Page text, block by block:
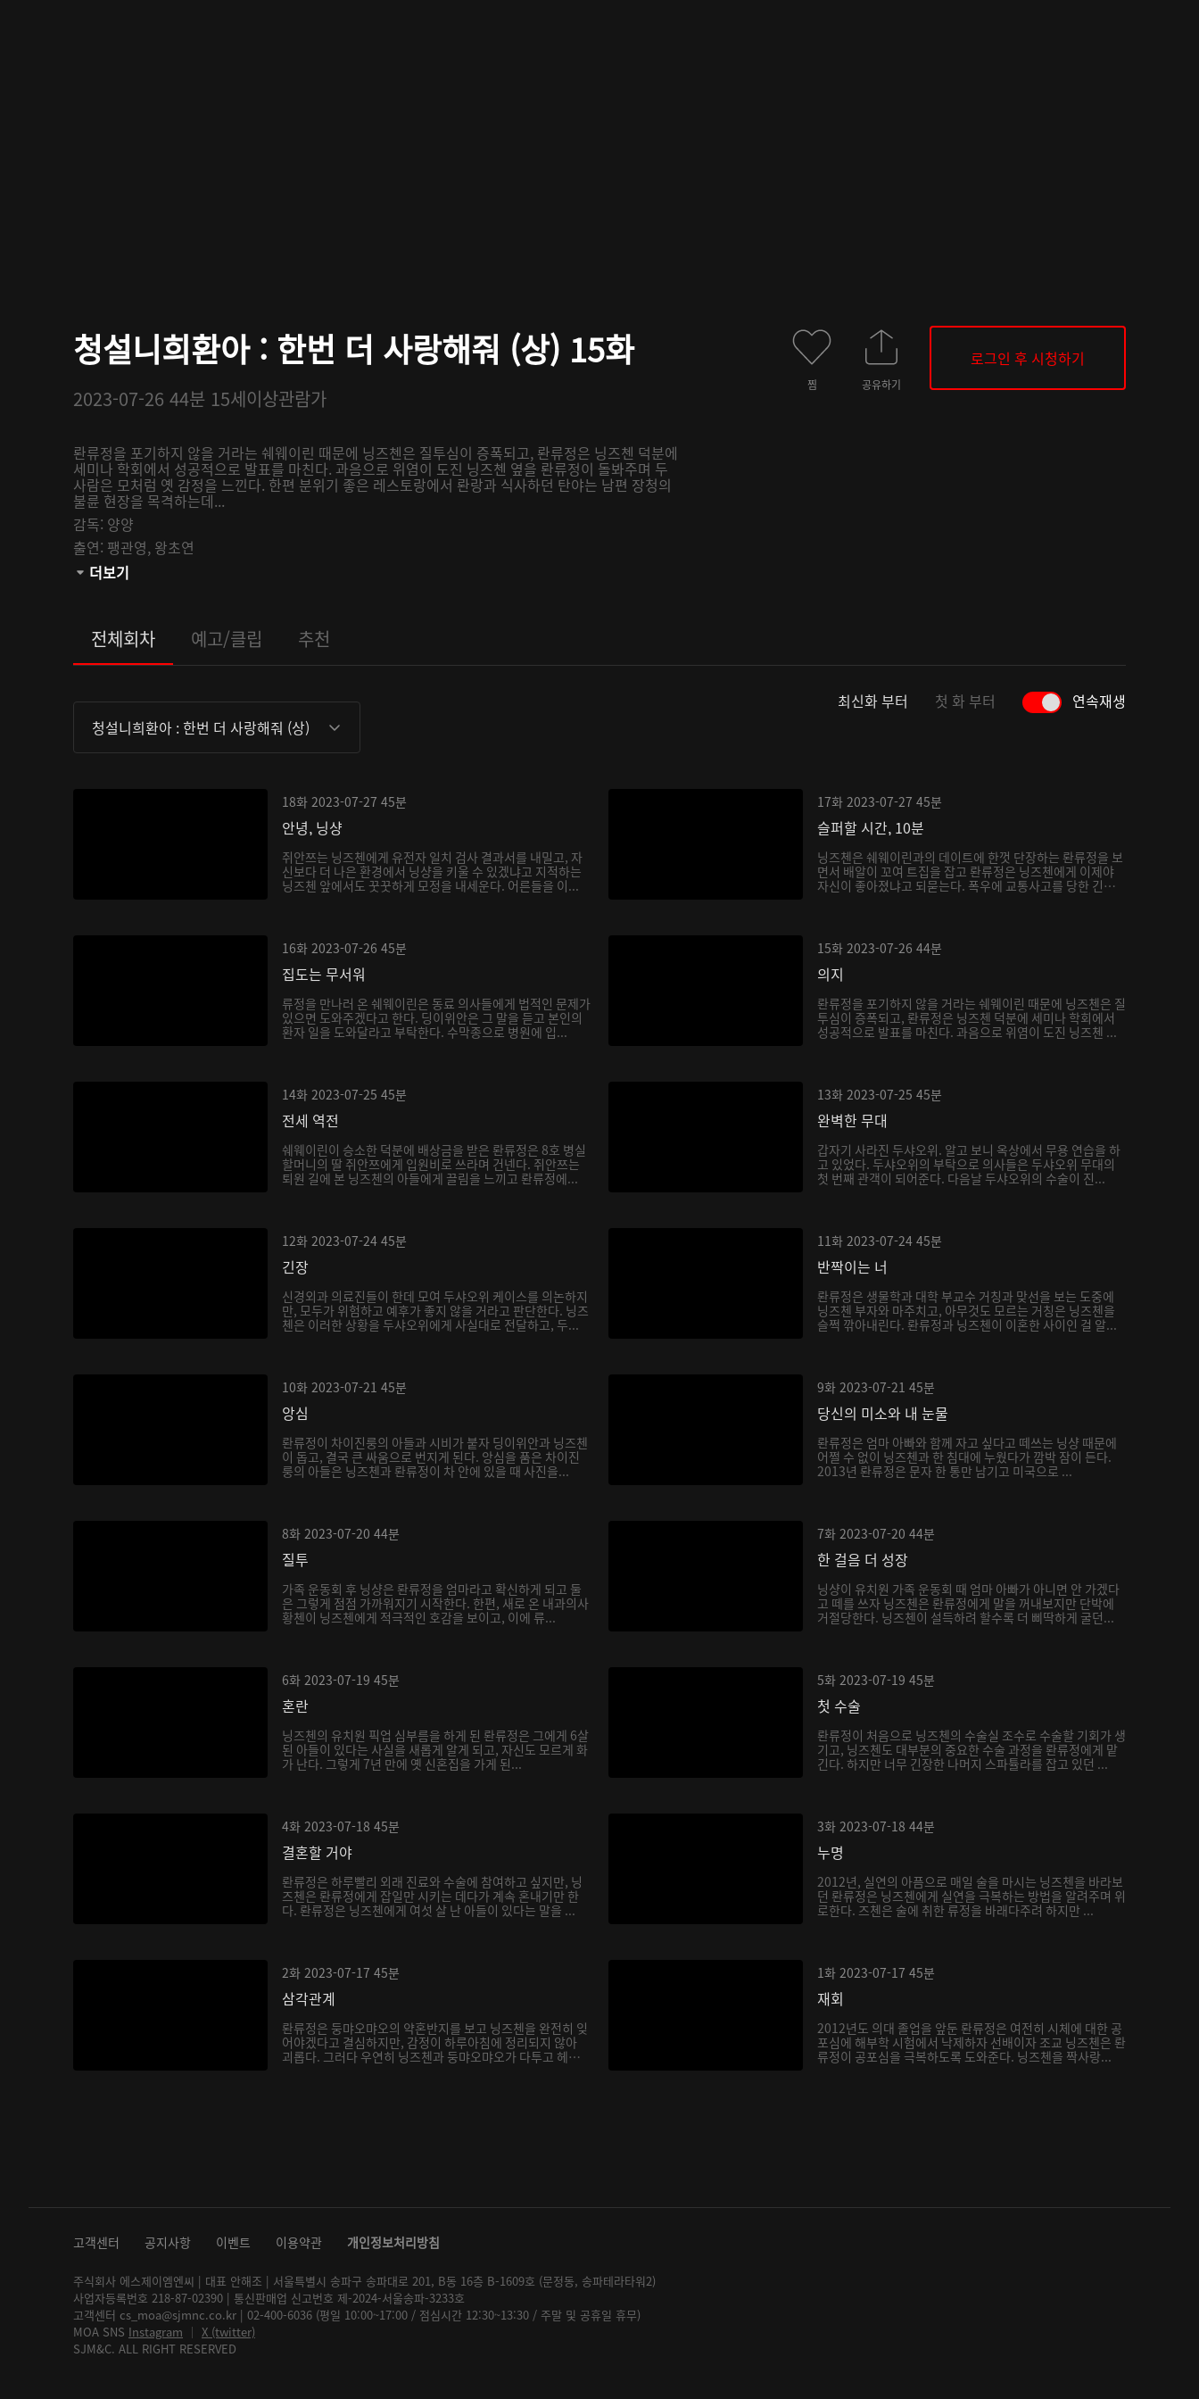
청설니희환아 : 한번 더 사랑해줘 (상) 15화
2023-07-26 44분 15세이상관람가
롼류정을 포기하지 않을 거라는 쉐웨이린 때문에 닝즈첸은 질투심이 증폭되고, 롼류정은 닝즈첸 덕분에
세미나 학회에서 성공적으로 발표를 마친다. 과음으로 위염이 도진 닝즈첸 옆을 롼류정이 돌봐주며 두
사람은 모처럼 옛 감정을 느낀다. 한편 분위기 좋은 레스토랑에서 롼랑과 식사하던 탄야는 남편 장청의
불륜 현장을 목격하는데...
감독: 양양
출연: 팽관영, 왕초연
관람등급:
더보기
찜 공유하기
로그인 후 시청하기
전체회차 예고/클립 추천
청설니희환아 : 한번 더 사랑해줘 (상)
최신화 부터 첫 화 부터 연속재생
18화 2023-07-27 45분
안녕, 닝샹
쥐안쯔는 닝즈첸에게 유전자 일치 검사 결과서를 내밀고, 자
신보다 더 나은 환경에서 닝샹을 키울 수 있겠냐고 지적하는
닝즈첸 앞에서도 꿋꿋하게 모정을 내세운다. 어른들을 이...
17화 2023-07-27 45분
슬퍼할 시간, 10분
닝즈첸은 쉐웨이린과의 데이트에 한껏 단장하는 롼류정을 보
면서 배알이 꼬여 트집을 잡고 롼류정은 닝즈첸에게 이제야
자신이 좋아졌냐고 되묻는다. 폭우에 교통사고를 당한 긴급
16화 2023-07-26 45분
집도는 무서워
류정을 만나러 온 쉐웨이린은 동료 의사들에게 법적인 문제가
있으면 도와주겠다고 한다. 딩이위안은 그 말을 듣고 본인의
환자 일을 도와달라고 부탁한다. 수막종으로 병원에 입...
15화 2023-07-26 44분
의지
롼류정을 포기하지 않을 거라는 쉐웨이린 때문에 닝즈첸은 질
투심이 증폭되고, 롼류정은 닝즈첸 덕분에 세미나 학회에서
성공적으로 발표를 마친다. 과음으로 위염이 도진 닝즈첸 ...
14화 2023-07-25 45분
전세 역전
쉐웨이린이 승소한 덕분에 배상금을 받은 롼류정은 8호 병실
할머니의 딸 쥐안쯔에게 입원비로 쓰라며 건넨다. 쥐안쯔는
퇴원 길에 본 닝즈첸의 아들에게 끌림을 느끼고 롼류정에...
13화 2023-07-25 45분
완벽한 무대
갑자기 사라진 두샤오위. 알고 보니 옥상에서 무용 연습을 하
고 있었다. 두샤오위의 부탁으로 의사들은 두샤오위 무대의
첫 번째 관객이 되어준다. 다음날 두샤오위의 수술이 진...
12화 2023-07-24 45분
긴장
신경외과 의료진들이 한데 모여 두샤오위 케이스를 의논하지
만, 모두가 위험하고 예후가 좋지 않을 거라고 판단한다. 닝즈
첸은 이러한 상황을 두샤오위에게 사실대로 전달하고, 두...
11화 2023-07-24 45분
반짝이는 너
롼류정은 생물학과 대학 부교수 거칭과 맞선을 보는 도중에
닝즈첸 부자와 마주치고, 아무것도 모르는 거칭은 닝즈첸을
슬쩍 깎아내린다. 롼류정과 닝즈첸이 이혼한 사이인 걸 알...
10화 2023-07-21 45분
앙심
롼류정이 차이진룽의 아들과 시비가 붙자 딩이위안과 닝즈첸
이 돕고, 결국 큰 싸움으로 번지게 된다. 앙심을 품은 차이진
룽의 아들은 닝즈첸과 롼류정이 차 안에 있을 때 사진을...
9화 2023-07-21 45분
당신의 미소와 내 눈물
롼류정은 엄마 아빠와 함께 자고 싶다고 떼쓰는 닝샹 때문에
어쩔 수 없이 닝즈첸과 한 침대에 누웠다가 깜박 잠이 든다.
2013년 롼류정은 문자 한 통만 남기고 미국으로 ...
8화 2023-07-20 44분
질투
가족 운동회 후 닝샹은 롼류정을 엄마라고 확신하게 되고 둘
은 그렇게 점점 가까워지기 시작한다. 한편, 새로 온 내과의사
황첸이 닝즈첸에게 적극적인 호감을 보이고, 이에 류...
7화 2023-07-20 44분
한 걸음 더 성장
닝샹이 유치원 가족 운동회 때 엄마 아빠가 아니면 안 가겠다
고 떼를 쓰자 닝즈첸은 롼류정에게 말을 꺼내보지만 단박에
거절당한다. 닝즈첸이 설득하려 할수록 더 삐딱하게 굴던...
6화 2023-07-19 45분
혼란
닝즈첸의 유치원 픽업 심부름을 하게 된 롼류정은 그에게 6살
된 아들이 있다는 사실을 새롭게 알게 되고, 자신도 모르게 화
가 난다. 그렇게 7년 만에 옛 신혼집을 가게 된...
5화 2023-07-19 45분
첫 수술
롼류정이 처음으로 닝즈첸의 수술실 조수로 수술할 기회가 생
기고, 닝즈첸도 대부분의 중요한 수술 과정을 롼류정에게 맡
긴다. 하지만 너무 긴장한 나머지 스파튤라를 잡고 있던 ...
4화 2023-07-18 45분
결혼할 거야
롼류정은 하루빨리 외래 진료와 수술에 참여하고 싶지만, 닝
즈첸은 롼류정에게 잡일만 시키는 데다가 계속 혼내기만 한
다. 롼류정은 닝즈첸에게 여섯 살 난 아들이 있다는 말을 ...
3화 2023-07-18 44분
누명
2012년, 실연의 아픔으로 매일 술을 마시는 닝즈첸을 바라보
던 롼류정은 닝즈첸에게 실연을 극복하는 방법을 알려주며 위
로한다. 즈첸은 술에 취한 류정을 바래다주려 하지만 ...
2화 2023-07-17 45분
삼각관계
롼류정은 둥먀오먀오의 약혼반지를 보고 닝즈첸을 완전히 잊
어야겠다고 결심하지만, 감정이 하루아침에 정리되지 않아
괴롭다. 그러다 우연히 닝즈첸과 둥먀오먀오가 다투고 헤어
1화 2023-07-17 45분
재회
2012년도 의대 졸업을 앞둔 롼류정은 여전히 시체에 대한 공
포심에 해부학 시험에서 낙제하자 선배이자 조교 닝즈첸은 롼
류정이 공포심을 극복하도록 도와준다. 닝즈첸을 짝사랑...
고객센터 공지사항 이벤트 이용약관 개인정보처리방침
주식회사 에스제이엠엔씨 | 대표 안해조 | 서울특별시 송파구 송파대로 201, B동 16층 B-1609호 (문정동, 송파테라타워2)
사업자등록번호 218-87-02390 | 통신판매업 신고번호 제-2024-서울송파-3233호
고객센터 cs_moa@sjmnc.co.kr | 02-400-6036 (평일 10:00~17:00 / 점심시간 12:30~13:30 / 주말 및 공휴일 휴무)
MOA SNS Instagram │ X (twitter)
SJM&C. ALL RIGHT RESERVED